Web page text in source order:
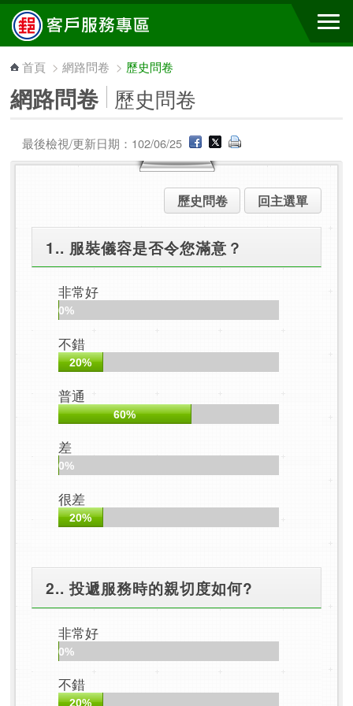
跳到主要內容區塊
首頁 >網路問卷 > 歷史問卷
網路問卷 歷史問卷
最後檢視/更新日期：102/06/25
歷史問卷 回主選單
1.. 服裝儀容是否令您滿意？
非常好
0%
不錯
20%
普通
60%
差
0%
很差
20%
2.. 投遞服務時的親切度如何?
非常好
0%
不錯
20%